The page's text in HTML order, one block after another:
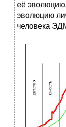
её
эволюцию
человека